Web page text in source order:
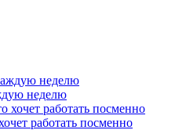
неделю
работать посменно